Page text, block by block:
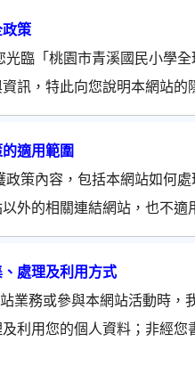
策
「桃園市青溪國民小學全
訊，特此向您說明本網站
適用範圍
內容，包括本網站如何處
外的相關連結網站，也不
處理及利用方式
業務或參與本網站活動時
利用您的個人資料；非經